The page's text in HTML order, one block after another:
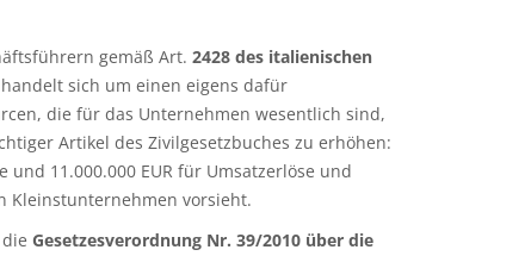
gemäß Art. 2428 des italienischen
sich um einen eigens dafür
die für das Unternehmen wesentlich sind,
Artikel des Zivilgesetzbuches zu erhöhen:
11.000.000 EUR für Umsatzerlöse und
Kleinstunternehmen vorsieht.
Gesetzesverordnung Nr. 39/2010 über die